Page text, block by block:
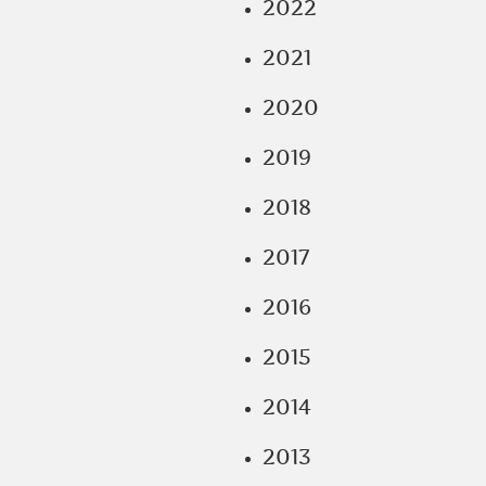
2022
2021
2020
2019
2018
2017
2016
2015
2014
2013